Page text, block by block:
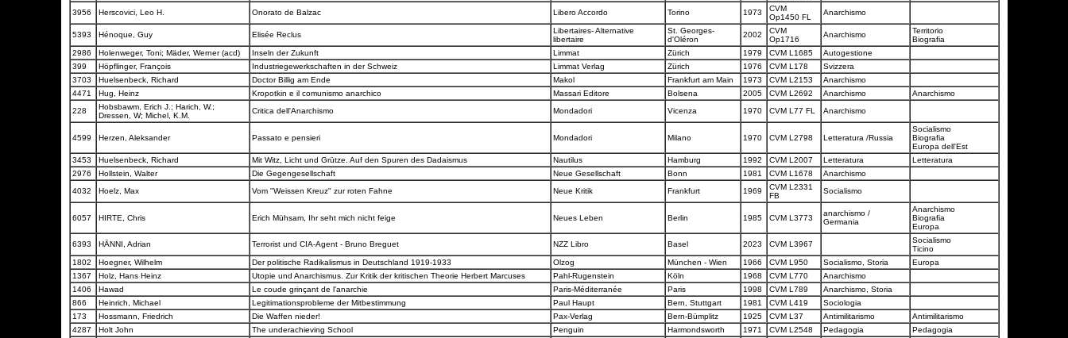
3956 Herscovici, Leo H. Onorato de Balzac Libero Accordo Torino 1973
CVM
Op1450 FL
Anarchismo
5393 Hénoque, Guy Elisée Reclus
Libertaires- Alternative
libertaire
St. Georges-
d'Oléron
2002
CVM
Op1716
Anarchismo
Territorio
Biografia
2986
Holenweger, Toni; Mäder, Werner (acd) Inseln der Zukunft Limmat Zürich 1979 CVM L1685
Autogestione
399
Höpflinger, François Industriegewerkschaften in der Schweiz Limmat Verlag Zürich 1976 CVM L178
Svizzera
3703
Huelsenbeck, Richard Doctor Billig am Ende Makol Frankfurt am Main 1973 CVM L2153
Anarchismo
4471
Hug, Heinz Kropotkin e il comunismo anarchico Massari Editore Bolsena 2005 CVM L2692 Anarchismo
Anarchismo
228
Hobsbawm, Erich J.; Harich, W.;
Dressen, W; Michel, K.M.
Critica dell'Anarchismo Mondadori Vicenza 1970 CVM L77 FL Anarchismo
4599 Herzen, Aleksander Passato e pensieri Mondadori Milano 1970 CVM L2798 Letteratura /Russia
Socialismo
Biografia
Europa dell'Est
3453
Huelsenbeck, Richard Mit Witz, Licht und Grütze. Auf den Spuren des Dadaismus Nautilus Hamburg 1992 CVM L2007 Letteratura
Letteratura
2976
Hollstein, Walter Die Gegengesellschaft Neue Gesellschaft Bonn 1981 CVM L1678
Anarchismo
4032
Hoelz, Max Vom "Weissen Kreuz" zur roten Fahne Neue Kritik Frankfurt 1969
CVM L2331
FB
Socialismo
6057 HIRTE, Chris Erich Mühsam, Ihr seht mich nicht feige Neues Leben Berlin 1985 CVM L3773
anarchismo /
Germania
Anarchismo
Biografia
Europa
6393
HÄNNI, Adrian Terrorist und CIA-Agent - Bruno Breguet NZZ Libro Basel 2023 CVM L3967
Socialismo
Ticino
1802
Hoegner, Wilhelm Der politische Radikalismus in Deutschland 1919-1933 Olzog München - Wien 1966 CVM L950 Socialismo, Storia
Europa
1367
Holz, Hans Heinz Utopie und Anarchismus. Zur Kritik der kritischen Theorie Herbert Marcuses Pahl-Rugenstein Köln 1968 CVM L770
Anarchismo
1406
Hawad Le coude grinçant de l'anarchie Paris-Méditerranée Paris 1998 CVM L789
Anarchismo, Storia
866
Heinrich, Michael Legitimationsprobleme der Mitbestimmung Paul Haupt Bern, Stuttgart 1981 CVM L419
Sociologia
173
Hossmann, Friedrich Die Waffen nieder! Pax-Verlag Bern-Bümplitz 1925 CVM L37 Antimilitarismo
Antimilitarismo
4287
Holt John The underachieving School Penguin Harmondsworth 1971 CVM L2548 Pedagogia Pedagogia